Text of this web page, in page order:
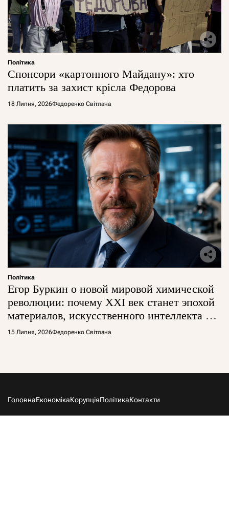
Політика
Спонсори «картонного Майдану»: хто
платить за захист крісла Федорова
18 Липня, 2026Федоренко Світлана
Політика
Егор Буркин о новой мировой химической
революции: почему XXI век станет эпохой
материалов, искусственного интеллекта и
глобальной борьбы за технологии
15 Липня, 2026Федоренко Світлана
ГоловнаЕкономікаКорупціяПолітикаКонтакти